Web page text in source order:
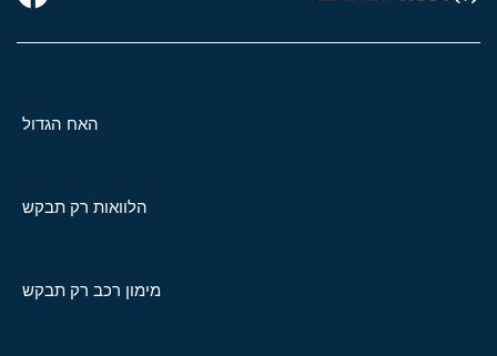
האח הגדול
הלוואות רק תבקש
מימון רכב רק תבקש